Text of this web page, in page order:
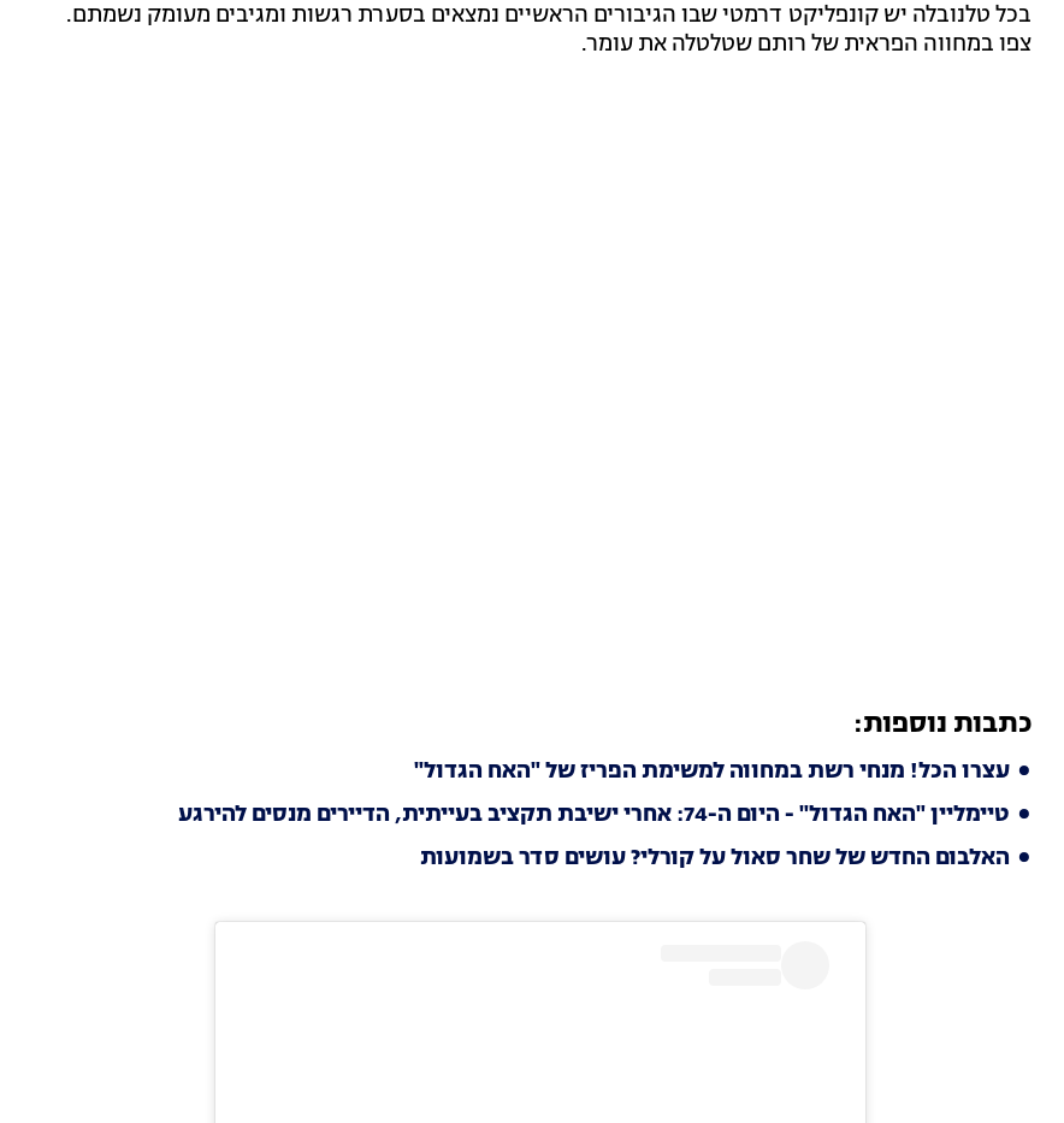
בכל טלנובלה יש קונפליקט דרמטי שבו הגיבורים הראשיים נמצאים בסערת רגשות ומגיבים מעומק נשמתם.
צפו במחווה הפראית של רותם שטלטלה את עומר.
כתבות נוספות:
עצרו הכל! מנחי רשת במחווה למשימת הפריז של "האח הגדול"
טיימליין "האח הגדול" - היום ה-74: אחרי ישיבת תקציב בעייתית, הדיירים מנסים להירגע
האלבום החדש של שחר סאול על קורלי? עושים סדר בשמועות